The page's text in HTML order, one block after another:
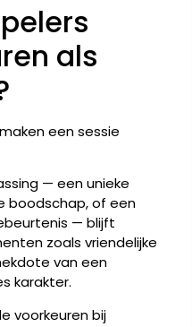
als
een sessie
— een unieke
boodschap, of een
— blijft
zoals vriendelijke
van een
karakter.
voorkeuren bij